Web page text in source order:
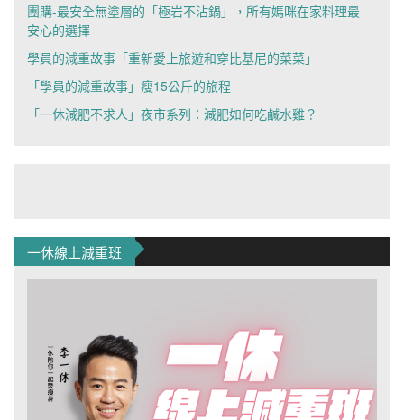
團購-最安全無塗層的「極岩不沾鍋」，所有媽咪在家料理最
安心的選擇
學員的減重故事「重新愛上旅遊和穿比基尼的菜菜」
「學員的減重故事」瘦15公斤的旅程
「一休減肥不求人」夜市系列：減肥如何吃鹹水雞？
一休線上減重班